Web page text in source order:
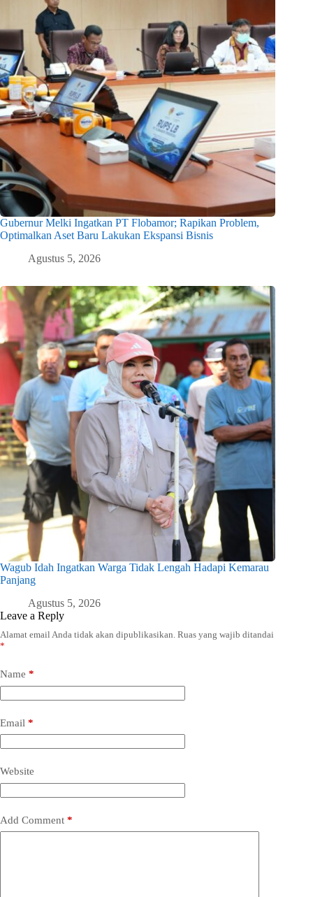
Gubernur Melki Ingatkan PT Flobamor; Rapikan Problem,
Optimalkan Aset Baru Lakukan Ekspansi Bisnis
Agustus 5, 2026
Wagub Idah Ingatkan Warga Tidak Lengah Hadapi Kemarau
Panjang
Agustus 5, 2026
Leave a Reply
Alamat email Anda tidak akan dipublikasikan. Ruas yang wajib ditandai
*
Name *
Email *
Website
Add Comment *